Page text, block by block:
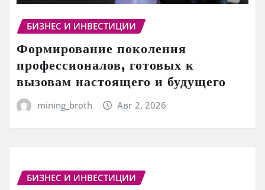
БИЗНЕС И ИНВЕСТИЦИИ
Формирование поколения
профессионалов, готовых к
вызовам настоящего и будущего
mining_broth Авг 2, 2026
БИЗНЕС И ИНВЕСТИЦИИ